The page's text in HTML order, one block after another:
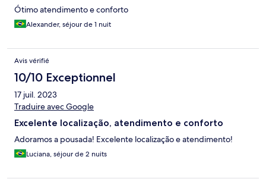
Ótimo atendimento e conforto
Alexander, séjour de 1 nuit
Avis vérifié
10/10 Exceptionnel
17 juil. 2023
Traduire avec Google
Excelente localização, atendimento e conforto
Adoramos a pousada! Excelente localização e atendimento!
Luciana, séjour de 2 nuits